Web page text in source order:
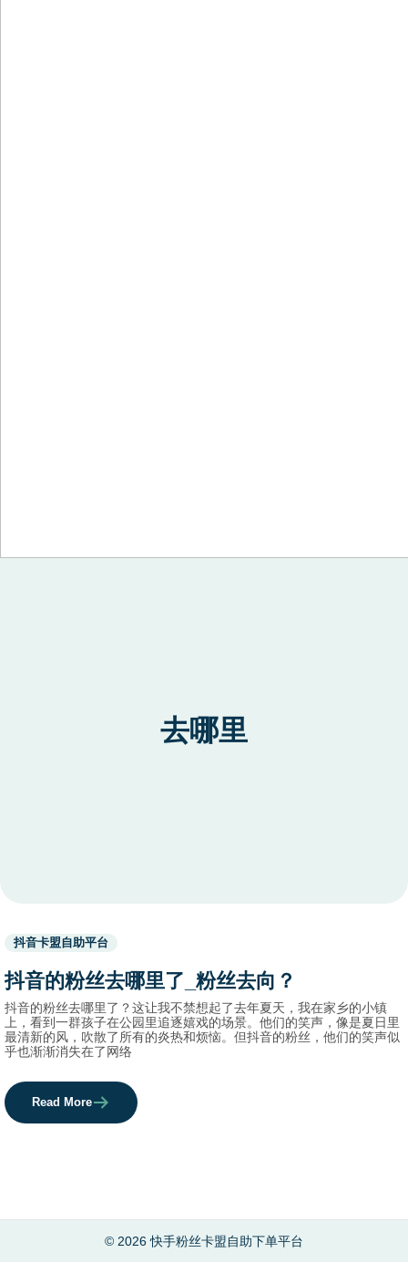
去哪里
Used
before
category
names.
抖音卡盟自助平台
抖音的粉丝去哪里了_粉丝去向？
抖音的粉丝去哪里了？这让我不禁想起了去年夏天，我在家乡的小镇
上，看到一群孩子在公园里追逐嬉戏的场景。他们的笑声，像是夏日里
最清新的风，吹散了所有的炎热和烦恼。但抖音的粉丝，他们的笑声似
乎也渐渐消失在了网络
Read More
© 2026 快手粉丝卡盟自助下单平台